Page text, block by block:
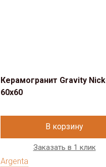
Керамогранит Gravity
60x60
В корзину
Заказать в 1 клик
Argenta